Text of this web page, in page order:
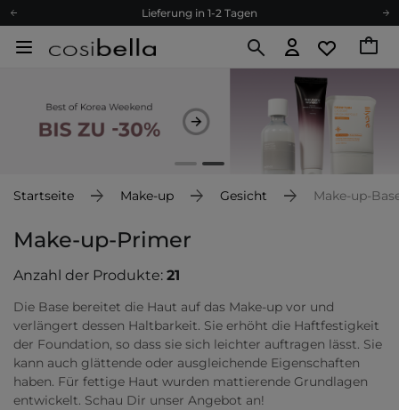
Lieferung in 1-2 Tagen
Empfehle uns weiter und sammle noch mehr Punkte
Versand nach Deutschland und Österreich
Treueprogramm
Lieferung in 1-2 Tagen
Empfehle uns weiter und sammle noch mehr Punkte
Ökologie
Startseite Make-up Gesicht Make-up-
Make-up-Primer
Anzahl der Produkte: 21
Die Base bereitet die Haut auf das Make-up vor und
verlängert dessen Haltbarkeit. Sie erhöht die Haftfestigkeit
der Foundation, so dass sie sich leichter auftragen lässt. Sie
kann auch glättende oder ausgleichende Eigenschaften
haben. Für fettige Haut wurden mattierende Grundlagen
entwickelt. Schau Dir unser Angebot an!